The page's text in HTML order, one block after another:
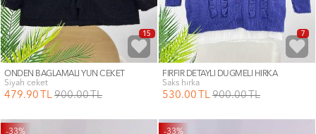
15
ÖNDEN BAĞLAMALI YÜN CEKET
siyah ceket
479.90 TL 900.00TL
7
FIRFIR DETAYLI DÜĞMELİ HIRKA
saks hırka
530.00 TL 900.00TL
-33% -33%